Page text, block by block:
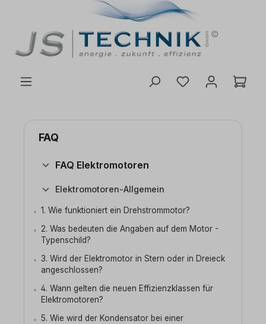
FAQ
FAQ Elektromotoren
Elektromotoren-Allgemein
1. Wie funktioniert ein Drehstrommotor?
2. Was bedeuten die Angaben auf dem Motor -
Typenschild?
3. Wird der Elektromotor in Stern oder in Dreieck
angeschlossen?
4. Wann gelten die neuen Effizienzklassen für
Elektromotoren?
5. Wie wird der Kondensator bei einer